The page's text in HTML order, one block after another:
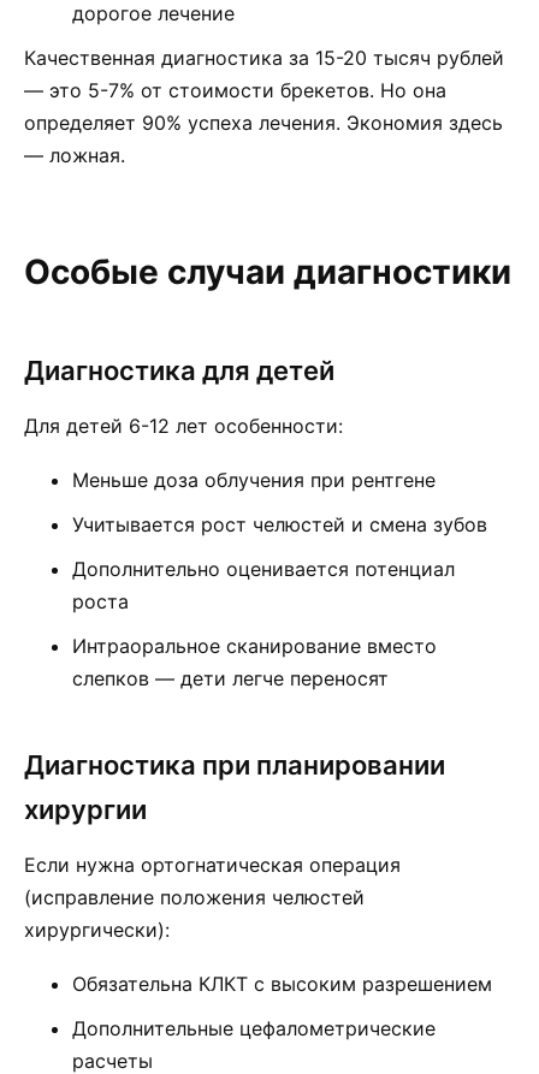
дорогое лечение
Качественная диагностика за 15-20 тысяч рублей
— это 5-7% от стоимости брекетов. Но она
определяет 90% успеха лечения. Экономия здесь
— ложная.
Особые случаи диагностики
Диагностика для детей
Для детей 6-12 лет особенности:
Меньше доза облучения при рентгене
Учитывается рост челюстей и смена зубов
Дополнительно оценивается потенциал
роста
Интраоральное сканирование вместо
слепков — дети легче переносят
Диагностика при планировании
хирургии
Если нужна ортогнатическая операция
(исправление положения челюстей
хирургически):
Обязательна КЛКТ с высоким разрешением
Дополнительные цефалометрические
расчеты